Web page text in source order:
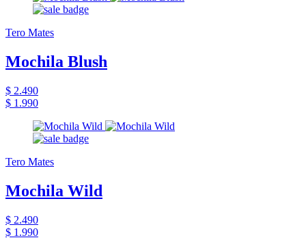
Tero Mates
Mochila Blush
$ 2.490
$ 1.990
Tero Mates
Mochila Wild
$ 2.490
$ 1.990